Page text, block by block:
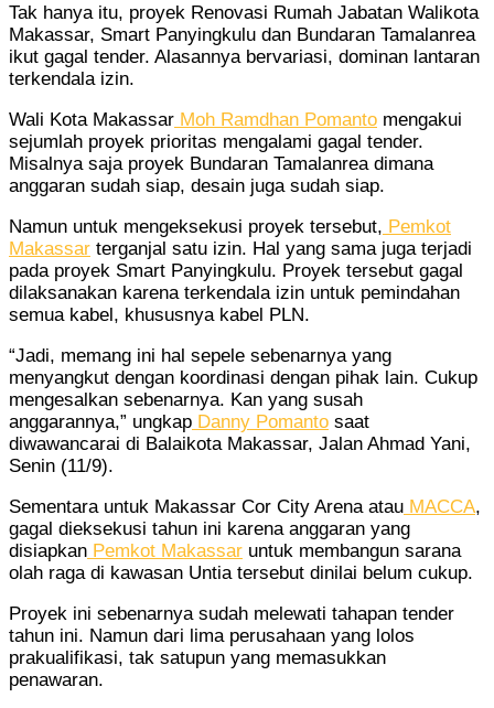
Tak hanya itu, proyek Renovasi Rumah Jabatan Walikota
Makassar, Smart Panyingkulu dan Bundaran Tamalanrea
ikut gagal tender. Alasannya bervariasi, dominan lantaran
terkendala izin.
Wali Kota Makassar Moh Ramdhan Pomanto mengakui
sejumlah proyek prioritas mengalami gagal tender.
Misalnya saja proyek Bundaran Tamalanrea dimana
anggaran sudah siap, desain juga sudah siap.
Namun untuk mengeksekusi proyek tersebut, Pemkot
Makassar terganjal satu izin. Hal yang sama juga terjadi
pada proyek Smart Panyingkulu. Proyek tersebut gagal
dilaksanakan karena terkendala izin untuk pemindahan
semua kabel, khususnya kabel PLN.
“Jadi, memang ini hal sepele sebenarnya yang
menyangkut dengan koordinasi dengan pihak lain. Cukup
mengesalkan sebenarnya. Kan yang susah
anggarannya,” ungkap Danny Pomanto saat
diwawancarai di Balaikota Makassar, Jalan Ahmad Yani,
Senin (11/9).
Sementara untuk Makassar Cor City Arena atau MACCA,
gagal dieksekusi tahun ini karena anggaran yang
disiapkan Pemkot Makassar untuk membangun sarana
olah raga di kawasan Untia tersebut dinilai belum cukup.
Proyek ini sebenarnya sudah melewati tahapan tender
tahun ini. Namun dari lima perusahaan yang lolos
prakualifikasi, tak satupun yang memasukkan
penawaran.